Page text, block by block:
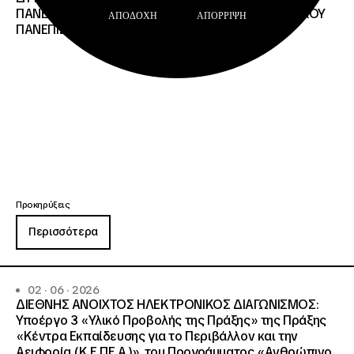
ΠΑΝΕΠΙΣΤΗΜΙΟΥ ΘΡΑΚΗΣ, ΕΛΛΗΝΙΚΟΥ ΜΕΣΟΓΕΙΑΚΟΥ
ΠΑΝΕΠΙΣΤΗΜΙΟΥ, ΠΑΤΡΩΝ
Προκηρύξεις
Περισσότερα
02 · 06 · 2026
ΔΙΕΘΝΗΣ ΑΝΟΙΧΤΟΣ ΗΛΕΚΤΡΟΝΙΚΟΣ ΔΙΑΓΩΝΙΣΜΟΣ:
Υποέργο 3 «Υλικό Προβολής της Πράξης» της Πράξης
«Κέντρα Εκπαίδευσης για το Περιβάλλον και την
ΑΠΟΔΟΧΉ ΑΠΌΡΡΙΨΗ